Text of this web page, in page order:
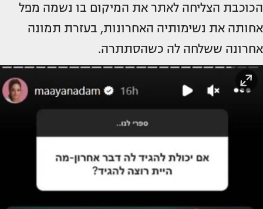
הכוכבת הצליחה לאתר את המיקום בו נשמה מפל
אחותה את נשימותיה האחרונות, בעזרת תמונה
אחרונה ששלחה לה כשהסתתרה.